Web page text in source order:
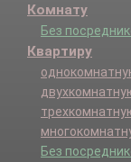
Комнату
Без
Квартиру
Без